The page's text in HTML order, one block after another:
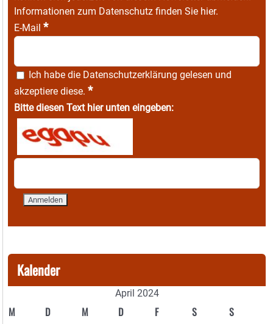
Informationen zum Datenschutz finden Sie hier.
E-Mail *
Ich habe die Datenschutzerklärung gelesen und
akzeptiere diese. *
Bitte diesen Text hier unten eingeben:
Kalender
April 2024
M D M D F S S